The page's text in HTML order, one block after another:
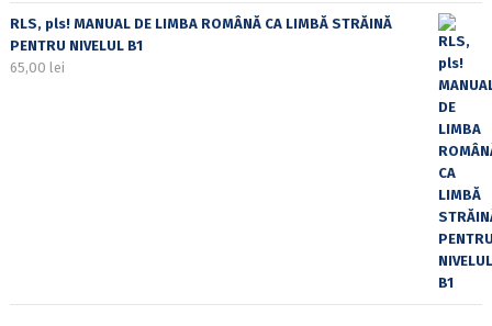
RLS, pls! MANUAL DE LIMBA ROMÂNĂ CA LIMBĂ STRĂINĂ
PENTRU NIVELUL B1
65,00 lei